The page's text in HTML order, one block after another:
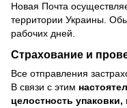
Новая Почта
территории Украины.
рабочих дней.
Страхование и
Все отправления
В связи с этим
целостность упаковки,